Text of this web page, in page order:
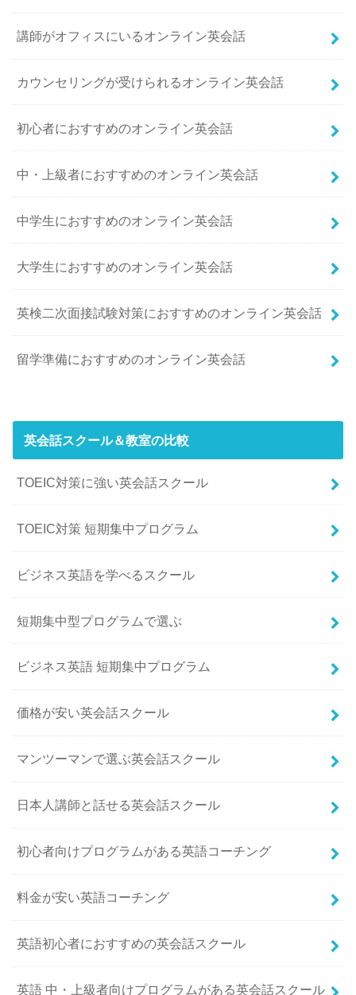
講師がオフィスにいるオンライン英会話
カウンセリングが受けられるオンライン英会話
初心者におすすめのオンライン英会話
中・上級者におすすめのオンライン英会話
中学生におすすめのオンライン英会話
大学生におすすめのオンライン英会話
英検二次面接試験対策におすすめのオンライン英会話
留学準備におすすめのオンライン英会話
英会話スクール＆教室の比較
TOEIC対策に強い英会話スクール
TOEIC対策 短期集中プログラム
ビジネス英語を学べるスクール
短期集中型プログラムで選ぶ
ビジネス英語 短期集中プログラム
価格が安い英会話スクール
マンツーマンで選ぶ英会話スクール
日本人講師と話せる英会話スクール
初心者向けプログラムがある英語コーチング
料金が安い英語コーチング
英語初心者におすすめの英会話スクール
英語 中・上級者向けプログラムがある英会話スクール